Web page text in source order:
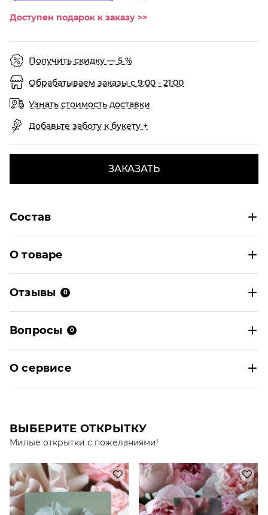
Доступен подарок к заказу >>
Получить скидку — 5 %
Обрабатываем заказы с 9:00 - 21:00
Узнать стоимость доставки
Добавьте заботу к букету +
ЗАКАЗАТЬ
Состав
О товаре
Отзывы 0
Вопросы 0
О сервисе
ВЫБЕРИТЕ ОТКРЫТКУ
Милые открытки с пожеланиями!